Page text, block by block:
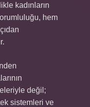
kadınların
hem
değil;
sistemleri ve